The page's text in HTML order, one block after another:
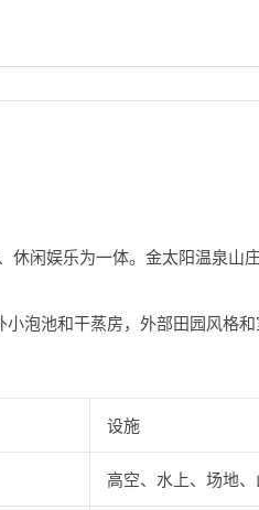
休闲娱乐为一体。金太阳温泉山
泡池和干蒸房，外部田园风格
设施
高空、水上、场地